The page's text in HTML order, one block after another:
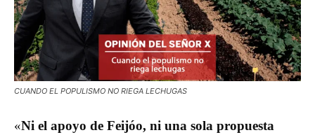
CUANDO EL POPULISMO NO RIEGA LECHUGAS
«Ni el apoyo de Feijóo, ni una sola propuesta